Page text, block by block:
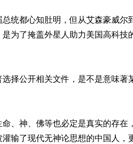
统都心知肚明，但从艾森豪威尔
为了掩盖外星人助力美国高科技
择公开相关文件，是不是意味著
、神、佛等也必定是真实的存在
输了现代无神论思想的中国人，